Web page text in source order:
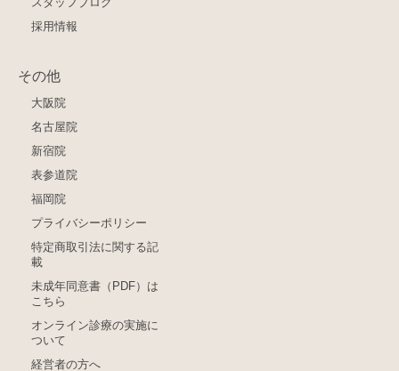
採用情報
その他
大阪院
名古屋院
新宿院
表参道院
福岡院
プライバシーポリシー
特定商取引法に関する記
載
未成年同意書（PDF）は
こちら
オンライン診療の実施に
ついて
経営者の方へ